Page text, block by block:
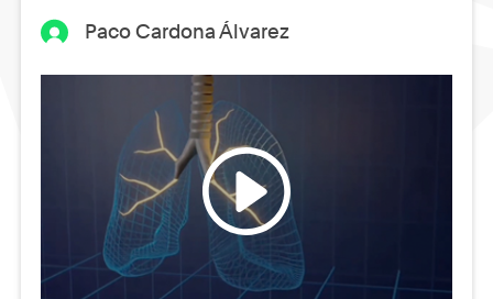
Paco Cardona Álvarez